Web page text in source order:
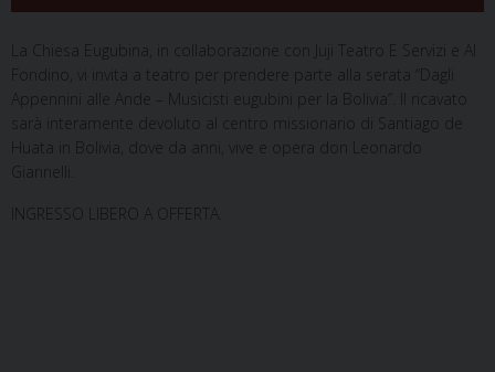
La Chiesa Eugubina, in collaborazione con Juji Teatro E Servizi e Al
Fondino, vi invita a teatro per prendere parte alla serata “Dagli
Appennini alle Ande – Musicisti eugubini per la Bolivia”. Il ricavato
sarà interamente devoluto al centro missionario di Santiago de
Huata in Bolivia, dove da anni, vive e opera don Leonardo
Giannelli.
INGRESSO LIBERO A OFFERTA.